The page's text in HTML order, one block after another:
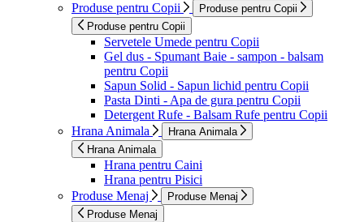
Produse pentru Copii
Produse pentru Copii
Produse pentru Copii
Servetele Umede pentru Copii
Gel dus - Spumant Baie - sampon - balsam
pentru Copii
Sapun Solid - Sapun lichid pentru Copii
Pasta Dinti - Apa de gura pentru Copii
Detergent Rufe - Balsam Rufe pentru Copii
Hrana Animala
Hrana Animala
Hrana Animala
Hrana pentru Caini
Hrana pentru Pisici
Produse Menaj
Produse Menaj
Produse Menaj